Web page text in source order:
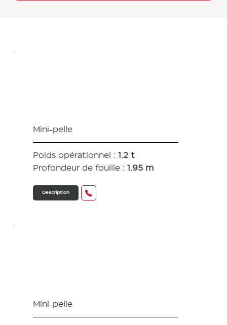
Mini-pelle
Poids opérationnel : 1.2 t
Profondeur de fouille : 1.95 m
Description
Mini-pelle